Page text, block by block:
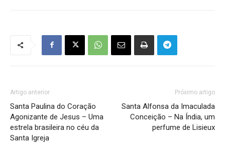
Artigo anterior
Santa Paulina do Cora­ção
Agonizante de Jesus – Uma
estrela brasileira no céu da
Santa Igreja
Próximo artigo
Santa Alfonsa da Imaculada
Conceição – Na Índia, um
perfume de Lisieux